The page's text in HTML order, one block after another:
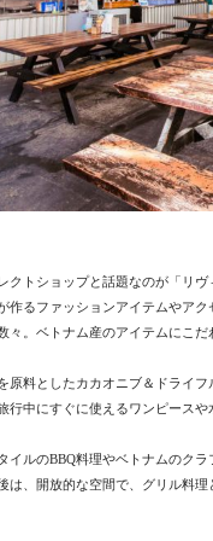
クトショップと話題なのが「リ
作るファッションアイテムやア
々。ベトナム産のアイテムにこ
原料としたカカオニブ＆ドライ
行中にすぐに使えるワンピース
イルのBBQ料理やベトナムのク
は、開放的な空間で、グリル料